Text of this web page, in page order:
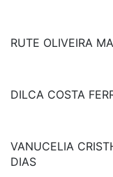
RUTE OLIVEIRA
DILCA COSTA
VANUCELIA
DIAS